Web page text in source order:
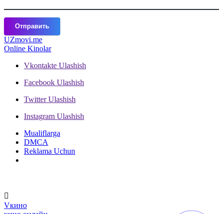
Отправить
UZmovi.me
Online Kinolar
Vkontakte Ulashish
Facebook Ulashish
Twitter Ulashish
Instagram Ulashish
Mualiflarga
DMCA
Reklama Uchun
Vкино